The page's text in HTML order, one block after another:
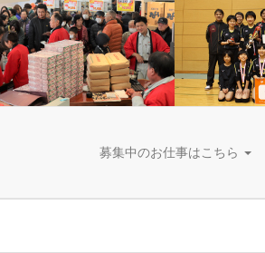
募集中のお仕事はこちら